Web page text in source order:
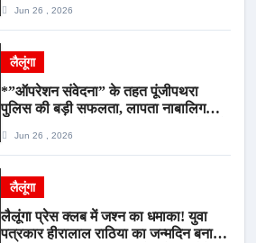
Jun 26 , 2026
लैलूंगा
*”ऑपरेशन संवेदना” के तहत पूंजीपथरा
पुलिस की बड़ी सफलता, लापता नाबालिग
आरोपी गिरफ्तार*
Jun 26 , 2026
लैलूंगा
लैलूंगा प्रेस क्लब में जश्न का धमाका! युवा
पत्रकार हीरालाल राठिया का जन्मदिन बना